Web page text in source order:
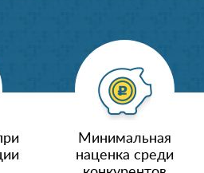
Минимальная
наценка среди